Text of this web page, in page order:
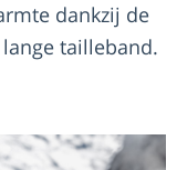
dankzij de
tailleband.